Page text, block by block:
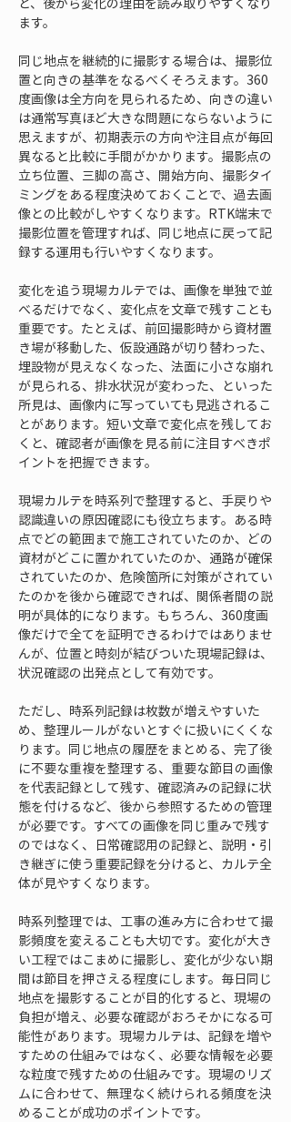
ます。
同じ地点を継続的に撮影する場合は、撮影位
置と向きの基準をなるべくそろえます。360
度画像は全方向を見られるため、向きの違い
は通常写真ほど大きな問題にならないように
思えますが、初期表示の方向や注目点が毎回
異なると比較に手間がかかります。撮影点の
立ち位置、三脚の高さ、開始方向、撮影タイ
ミングをある程度決めておくことで、過去画
像との比較がしやすくなります。RTK端末で
撮影位置を管理すれば、同じ地点に戻って記
録する運用も行いやすくなります。
変化を追う現場カルテでは、画像を単独で並
べるだけでなく、変化点を文章で残すことも
重要です。たとえば、前回撮影時から資材置
き場が移動した、仮設通路が切り替わった、
埋設物が見えなくなった、法面に小さな崩れ
が見られる、排水状況が変わった、といった
所見は、画像内に写っていても見逃されるこ
とがあります。短い文章で変化点を残してお
くと、確認者が画像を見る前に注目すべきポ
イントを把握できます。
現場カルテを時系列で整理すると、手戻りや
認識違いの原因確認にも役立ちます。ある時
点でどの範囲まで施工されていたのか、どの
資材がどこに置かれていたのか、通路が確保
されていたのか、危険箇所に対策がされてい
たのかを後から確認できれば、関係者間の説
明が具体的になります。もちろん、360度画
像だけで全てを証明できるわけではありませ
んが、位置と時刻が結びついた現場記録は、
状況確認の出発点として有効です。
ただし、時系列記録は枚数が増えやすいた
め、整理ルールがないとすぐに扱いにくくな
ります。同じ地点の履歴をまとめる、完了後
に不要な重複を整理する、重要な節目の画像
を代表記録として残す、確認済みの記録に状
態を付けるなど、後から参照するための管理
が必要です。すべての画像を同じ重みで残す
のではなく、日常確認用の記録と、説明・引
き継ぎに使う重要記録を分けると、カルテ全
体が見やすくなります。
時系列整理では、工事の進み方に合わせて撮
影頻度を変えることも大切です。変化が大き
い工程ではこまめに撮影し、変化が少ない期
間は節目を押さえる程度にします。毎日同じ
地点を撮影することが目的化すると、現場の
負担が増え、必要な確認がおろそかになる可
能性があります。現場カルテは、記録を増や
すための仕組みではなく、必要な情報を必要
な粒度で残すための仕組みです。現場のリズ
ムに合わせて、無理なく続けられる頻度を決
めることが成功のポイントです。